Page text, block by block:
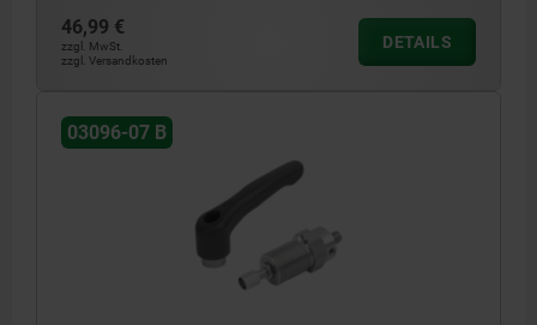
46,99 €
zzgl. MwSt.
zzgl. Versandkosten
DETAILS
03096-07 B